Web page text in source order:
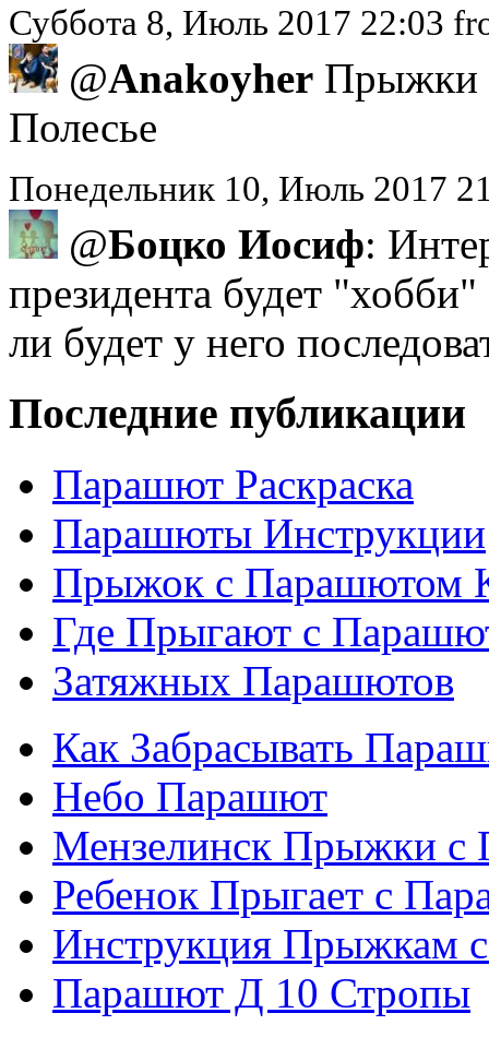
Суббота 8, Июль 2017 22:03
@Anakoyher Прыжки
Полесье
Понедельник 10, Июль 2017
@Боцко Иосиф:
президента будет
ли будет у него
Последние публикации
Парашют Раскраска
Парашюты Инструкции
Прыжок с Парашютом
Где Прыгают с
Затяжных Парашютов
Как Забрасывать
Небо Парашют
Мензелинск Прыжки с
Ребенок Прыгает с
Инструкция Прыжкам
Парашют Д 10 Стропы